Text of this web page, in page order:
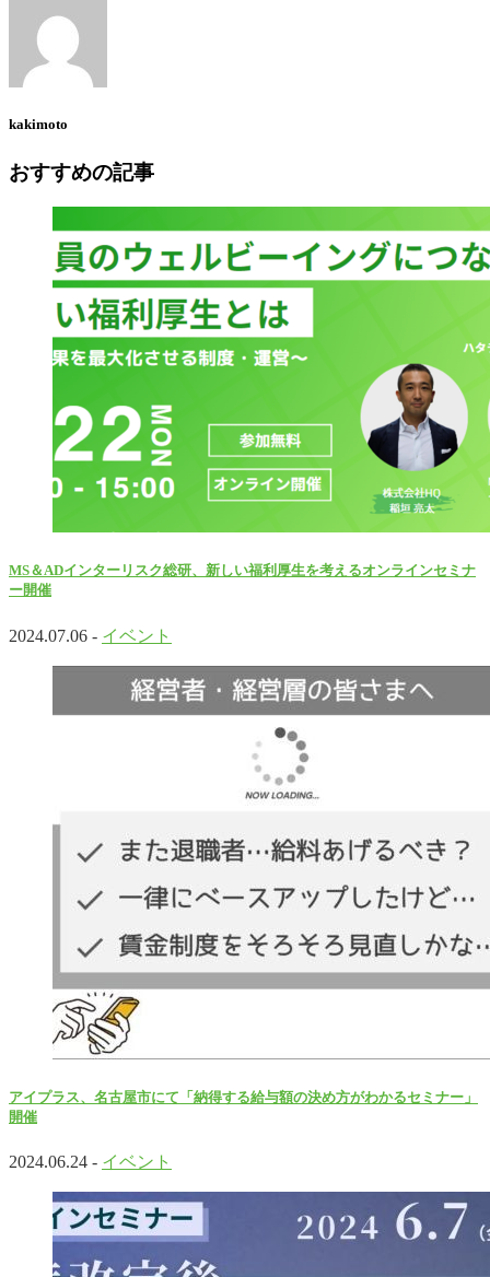
kakimoto
おすすめの記事
MS＆ADインターリスク総研、新しい福利厚生を考えるオンラインセミナ
ー開催
2024.07.06 - イベント
アイプラス、名古屋市にて「納得する給与額の決め方がわかるセミナー」
開催
2024.06.24 - イベント